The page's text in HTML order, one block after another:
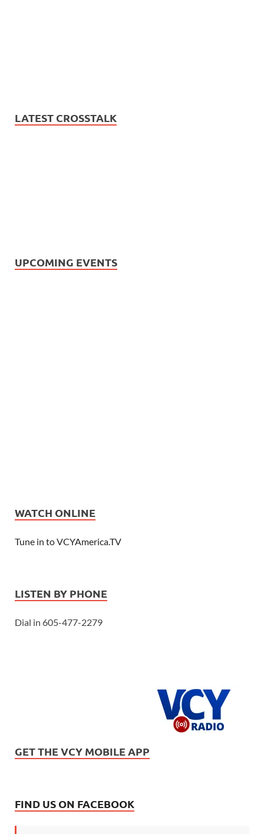
LATEST CROSSTALK
UPCOMING EVENTS
WATCH ONLINE
Tune in to VCYAmerica.TV
LISTEN BY PHONE
Dial in 605-477-2279
GET THE VCY MOBILE APP
FIND US ON FACEBOOK